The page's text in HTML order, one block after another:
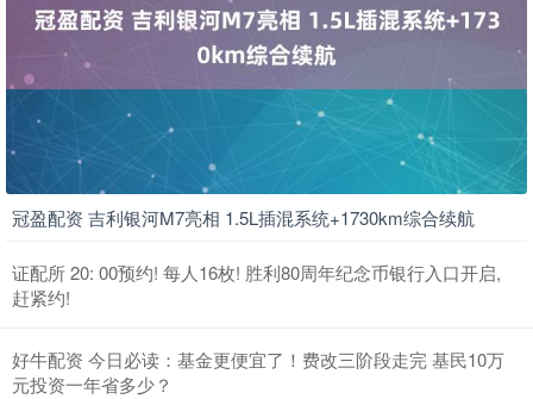
冠盈配资 吉利银河M7亮相 1.5L插混系统+1730km综合续航
证配所 20: 00预约! 每人16枚! 胜利80周年纪念币银行入口开启,
赶紧约!
好牛配资 今日必读：基金更便宜了！费改三阶段走完 基民10万
元投资一年省多少？